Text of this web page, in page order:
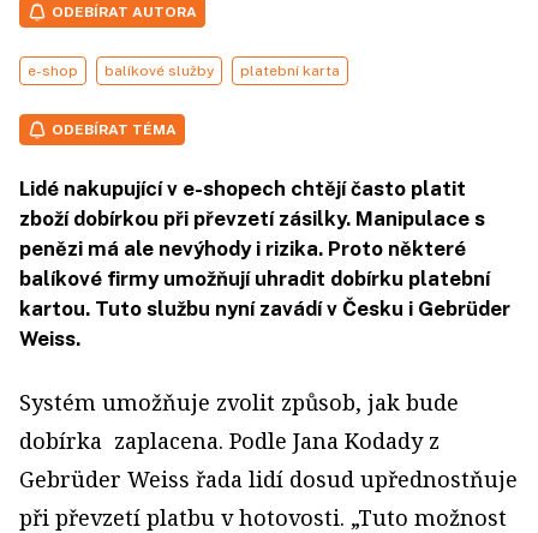
ODEBÍRAT AUTORA
e-shop balíkové služby platební karta
ODEBÍRAT TÉMA
Lidé nakupující v e-shopech chtějí často platit
zboží dobírkou při převzetí zásilky. Manipulace s
penězi má ale nevýhody i rizika. Proto některé
balíkové firmy umožňují uhradit dobírku platební
kartou. Tuto službu nyní zavádí v Česku i Gebrüder
Weiss.
Systém umožňuje zvolit způsob, jak bude
dobírka zaplacena. Podle Jana Kodady z
Gebrüder Weiss řada lidí dosud upřednostňuje
při převzetí platbu v hotovosti. „Tuto možnost